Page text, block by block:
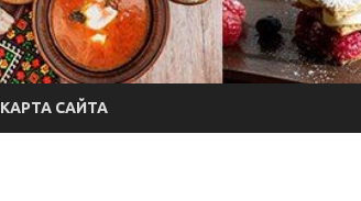
КАРТА САЙТА